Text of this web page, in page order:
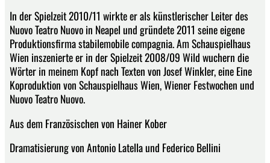
In der Spielzeit 2010/11 wirkte er als künstlerischer Leiter des
Nuovo Teatro Nuovo in Neapel und gründete 2011 seine eigene
Produktionsfirma stabilemobile compagnia. Am Schauspielhaus
Wien inszenierte er in der Spielzeit 2008/09 Wild wuchern die
Wörter in meinem Kopf nach Texten von Josef Winkler, eine Eine
Koproduktion von Schauspielhaus Wien, Wiener Festwochen und
Nuovo Teatro Nuovo.
Aus dem Französischen von Hainer Kober
Dramatisierung von Antonio Latella und Federico Bellini